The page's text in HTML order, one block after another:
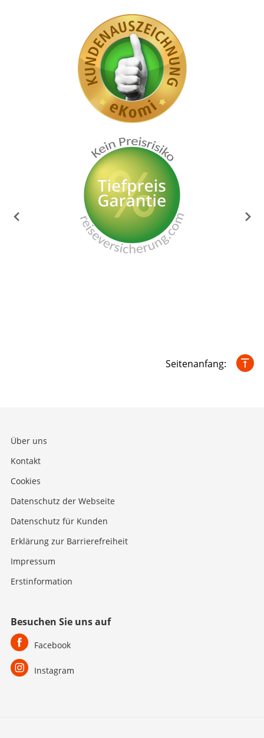
Seitenanfang:
Über uns
Kontakt
Cookies
Datenschutz der Webseite
Datenschutz für Kunden
Erklärung zur Barrierefreiheit
Impressum
Erstinformation
Besuchen Sie uns auf
Facebook
Instagram